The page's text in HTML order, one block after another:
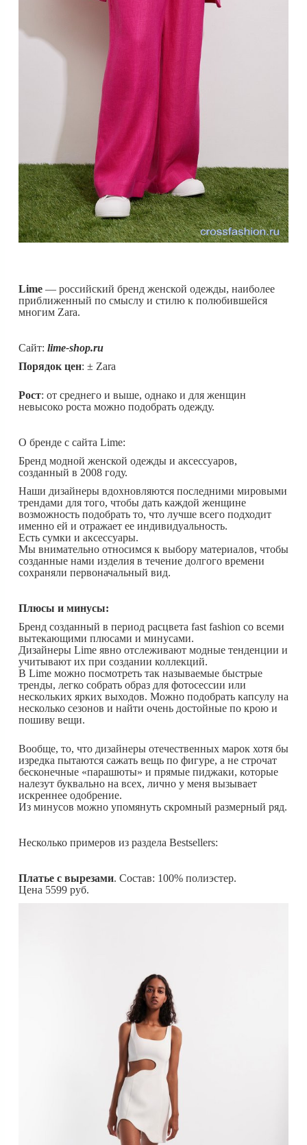
Lime — российский бренд женской одежды, наиболее
приближенный по смыслу и стилю к полюбившейся
многим Zara.
Сайт: lime-shop.ru
Порядок цен: ± Zara
Рост: от среднего и выше, однако и для женщин
невысоко роста можно подобрать одежду.
О бренде с сайта Lime:
Бренд модной женской одежды и аксессуаров,
созданный в 2008 году.
Наши дизайнеры вдохновляются последними мировыми
трендами для того, чтобы дать каждой женщине
возможность подобрать то, что лучше всего подходит
именно ей и отражает ее индивидуальность.
Есть сумки и аксессуары.
Мы внимательно относимся к выбору материалов, чтобы
созданные нами изделия в течение долгого времени
сохраняли первоначальный вид.
Плюсы и минусы:
Бренд созданный в период расцвета fast fashion со всеми
вытекающими плюсами и минусами.
Дизайнеры Lime явно отслеживают модные тенденции и
учитывают их при создании коллекций.
В Lime можно посмотреть так называемые быстрые
тренды, легко собрать образ для фотосессии или
нескольких ярких выходов. Можно подобрать капсулу на
несколько сезонов и найти очень достойные по крою и
пошиву вещи.
Вообще, то, что дизайнеры отечественных марок хотя бы
изредка пытаются сажать вещь по фигуре, а не строчат
бесконечные «парашюты» и прямые пиджаки, которые
налезут буквально на всех, лично у меня вызывает
искреннее одобрение.
Из минусов можно упомянуть скромный размерный ряд.
Несколько примеров из раздела Bestsellers:
Платье с вырезами. Состав: 100% полиэстер.
Цена 5599 руб.